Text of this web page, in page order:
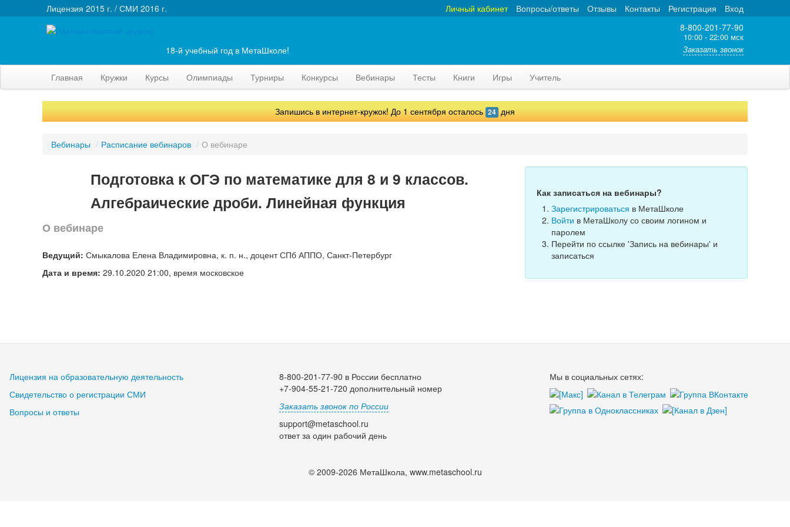
Лицензия 2015 г. / СМИ 2016 г. Вход
Регистрация
Контакты
Отзывы
Вопросы/ответы
Личный кабинет
8-800-201-77-90
10:00 - 22:00 мск
Заказать звонок
18-й учебный год в МетаШколе!
Главная Кружки Курсы Олимпиады Турниры Конкурсы Вебинары Тесты Книги Игры Учитель
Запишись в интернет-кружок! До 1 сентября осталось 24 дня
Вебинары / Расписание вебинаров / О вебинаре
Подготовка к ОГЭ по математике для 8 и 9 классов.
Алгебраические дроби. Линейная функция
О вебинаре
Ведущий: Смыкалова Елена Владимировна, к. п. н., доцент СПб АППО, Санкт-Петербург
Дата и время: 29.10.2020 21:00, время московское
Как записаться на вебинары?
Зарегистрироваться в МетаШколе
Войти в МетаШколу со своим логином и
паролем
Перейти по ссылке 'Запись на вебинары' и
записаться
Лицензия на образовательную деятельность
Свидетельство о регистрации СМИ
Вопросы и ответы
8-800-201-77-90 в России бесплатно
+7-904-55-21-720 дополнительный номер
Заказать звонок по России
support@metaschool.ru
ответ за один рабочий день
Мы в социальных сетях:
© 2009-2026 МетаШкола, www.metaschool.ru